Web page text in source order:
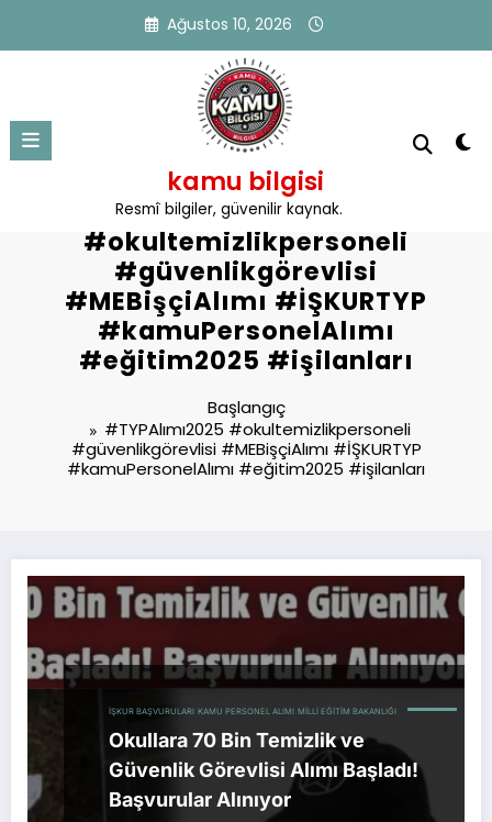
Ağustos 10, 2026
kamu bilgisi
Resmî bilgiler, güvenilir kaynak.
Etiket: #TYPAlımı2025
#okultemizlikpersoneli
#güvenlikgörevlisi
#MEBişçiAlımı #İŞKURTYP
#kamuPersonelAlımı
#eğitim2025 #işilanları
Başlangıç
#TYPAlımı2025 #okultemizlikpersoneli
#güvenlikgörevlisi #MEBişçiAlımı #İŞKURTYP
#kamuPersonelAlımı #eğitim2025 #işilanları
İŞKUR BAŞVURULARI KAMU PERSONEL ALIMI MILLI EĞITIM BAKANLIĞI
Okullara 70 Bin Temizlik ve
Güvenlik Görevlisi Alımı Başladı!
Başvurular Alınıyor